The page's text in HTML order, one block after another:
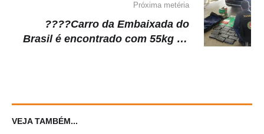
Próxima metéria
????Carro da Embaixada do
Brasil é encontrado com 55kg de
VEJA TAMBÉM...